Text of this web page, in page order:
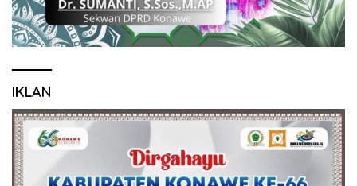
IKLAN